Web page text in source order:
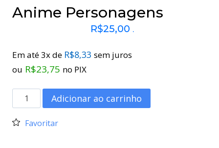
Anime Personagens
R$25,00 .
Em até 3x de R$8,33 sem juros
ou R$23,75 no PIX
Adicionar ao carrinho
Favoritar